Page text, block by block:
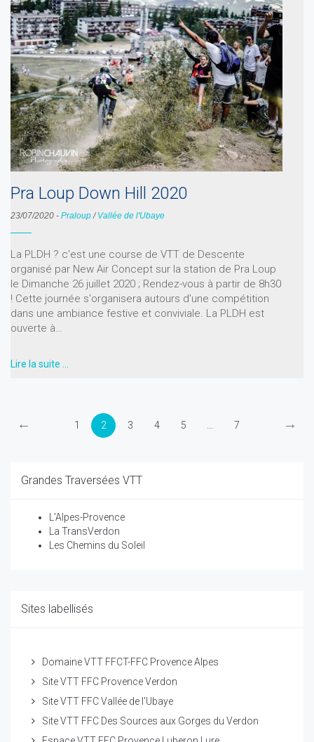
Pra Loup Down Hill 2020
23/07/2020 - Praloup/ Vallée de l'Ubaye
La PLDH ? c'est une course de VTT de Descente
organisé par New Air Concept sur la station de Pra Loup
le Dimanche 26 juillet 2020 ; Rendez-vous à partir de 8h30
! Cette journée s'organisera autours d'une compétition
dans une ambiance festive et conviviale. La PLDH est
ouverte à…
Lire la suite …
← 1 2 3 4 5 7 →
Grandes Traversées VTT
L'Alpes-Provence
La TransVerdon
Les Chemins du Soleil
Sites labellisés
Domaine VTT FFCT-FFC Provence Alpes
Site VTT FFC Provence Verdon
Site VTT FFC Vallée de l'Ubaye
Site VTT FFC Des Sources aux Gorges du Verdon